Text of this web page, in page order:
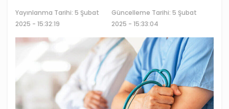
Yayınlanma Tarihi: 5 Şubat
2025 - 15:32:19
Güncelleme Tarihi: 5 Şubat
2025 - 15:33:04